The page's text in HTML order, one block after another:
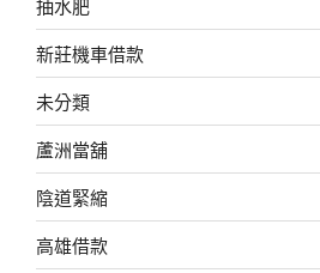
抽水肥
新莊機車借款
未分類
蘆洲當舖
陰道緊縮
高雄借款